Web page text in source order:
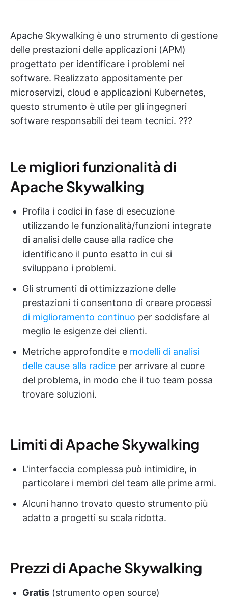
Apache Skywalking è uno strumento di gestione
delle prestazioni delle applicazioni (APM)
progettato per identificare i problemi nei
software. Realizzato appositamente per
microservizi, cloud e applicazioni Kubernetes,
questo strumento è utile per gli ingegneri
software responsabili dei team tecnici. ??‍?
Le migliori funzionalità di
Apache Skywalking
Profila i codici in fase di esecuzione
utilizzando le funzionalità/funzioni integrate
di analisi delle cause alla radice che
identificano il punto esatto in cui si
sviluppano i problemi.
Gli strumenti di ottimizzazione delle
prestazioni ti consentono di creare processi
di miglioramento continuo per soddisfare al
meglio le esigenze dei clienti.
Metriche approfondite e modelli di analisi
delle cause alla radice per arrivare al cuore
del problema, in modo che il tuo team possa
trovare soluzioni.
Limiti di Apache Skywalking
L'interfaccia complessa può intimidire, in
particolare i membri del team alle prime armi.
Alcuni hanno trovato questo strumento più
adatto a progetti su scala ridotta.
Prezzi di Apache Skywalking
Gratis (strumento open source)